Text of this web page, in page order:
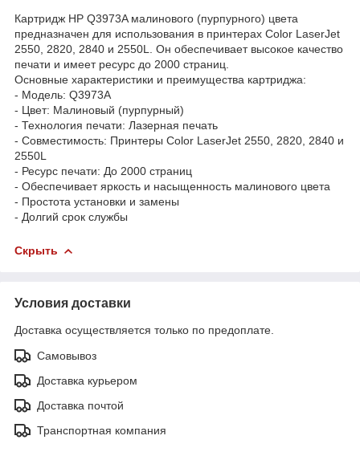
Картридж HP Q3973A малинового (пурпурного) цвета
предназначен для использования в принтерах Color LaserJet
2550, 2820, 2840 и 2550L. Он обеспечивает высокое качество
печати и имеет ресурс до 2000 страниц.
Основные характеристики и преимущества картриджа:
- Модель: Q3973A
- Цвет: Малиновый (пурпурный)
- Технология печати: Лазерная печать
- Совместимость: Принтеры Color LaserJet 2550, 2820, 2840 и
2550L
- Ресурс печати: До 2000 страниц
- Обеспечивает яркость и насыщенность малинового цвета
- Простота установки и замены
- Долгий срок службы
Скрыть
Условия доставки
Доставка осуществляется только по предоплате.
Самовывоз
Доставка курьером
Доставка почтой
Транспортная компания